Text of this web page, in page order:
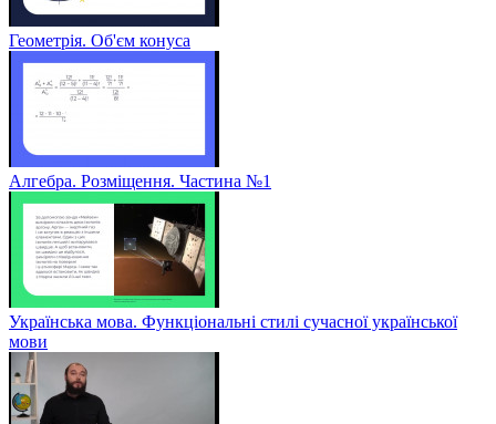
Геометрія. Об'єм конуса
Алгебра. Розміщення. Частина №1
Українська мова. Функціональні стилі сучасної української
мови